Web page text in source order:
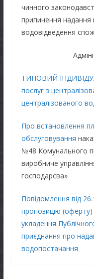
чинного
припинення надання
водовідведення
ТИПОВИЙ
послуг з
централізованого
Про встановлення
обслуговування
№48 Комунального
виробниче
господарсва»
Повідомлення від
пропозицію
укладення
приєднання про
водопостачання